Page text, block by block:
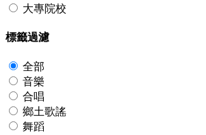
大專院校
標籤過濾
全部
音樂
合唱
鄉土歌謠
舞蹈